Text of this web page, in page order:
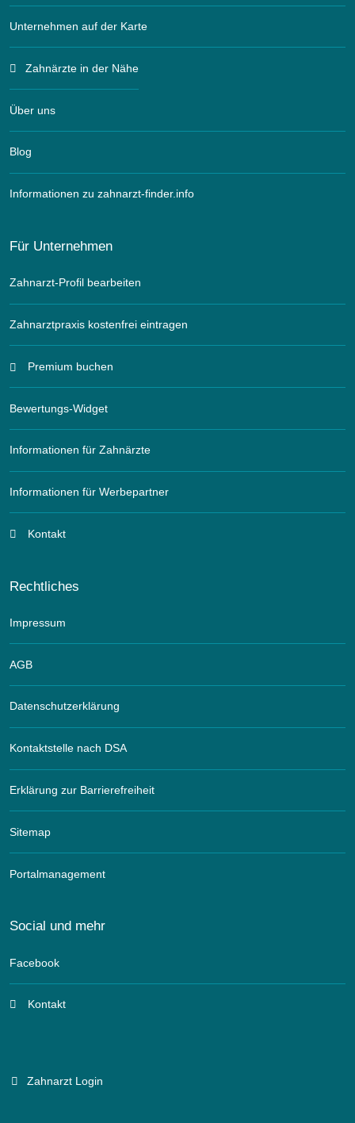
Unternehmen auf der Karte
Zahnärzte in der Nähe
Über uns
Blog
Informationen zu zahnarzt-finder.info
Für Unternehmen
Zahnarzt-Profil bearbeiten
Zahnarztpraxis kostenfrei eintragen
Premium buchen
Bewertungs-Widget
Informationen für Zahnärzte
Informationen für Werbepartner
Kontakt
Rechtliches
Impressum
AGB
Datenschutzerklärung
Kontaktstelle nach DSA
Erklärung zur Barrierefreiheit
Sitemap
Portalmanagement
Social und mehr
Facebook
Kontakt
Zahnarzt Login